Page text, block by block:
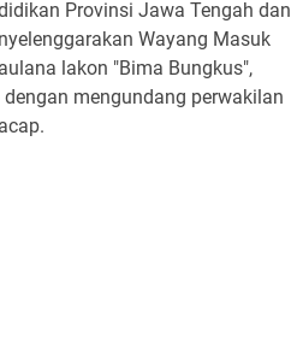
Provinsi Jawa Tengah dan
Wayang Masuk
lakon "Bima Bungkus",
mengundang perwakilan